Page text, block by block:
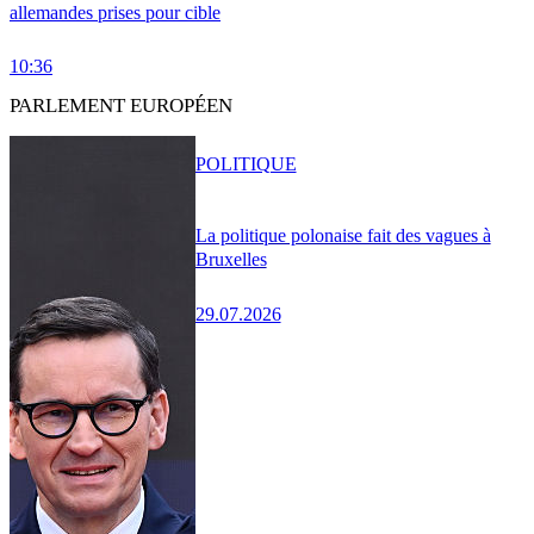
allemandes prises pour cible
10:36
PARLEMENT EUROPÉEN
La politique polonaise fait des vagues à
Bruxelles
29.07.2026
POLITIQUE